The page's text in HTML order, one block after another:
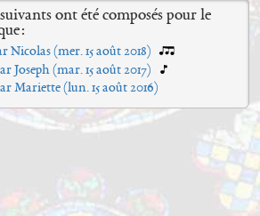
ont été composés pour le
:
Nicolas (mer. 15 août 2018)
Joseph (mar. 15 août 2017)
Mariette (lun. 15 août 2016)